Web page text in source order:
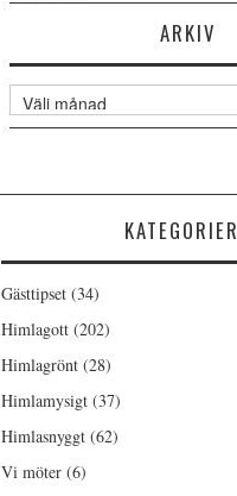
ARKIV
Arkiv
KATEGORIER
Gästtipset(34)
Himlagott(202)
Himlagrönt(28)
Himlamysigt(37)
Himlasnyggt(62)
Vi möter(6)